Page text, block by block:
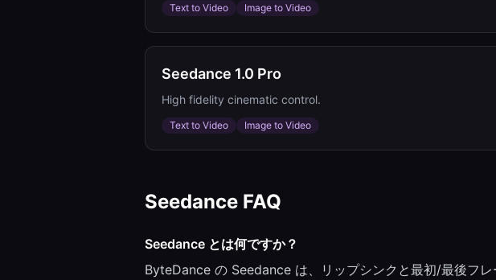
Text to Video Image to Video
Seedance 1.0 Pro
High fidelity cinematic control.
Text to Video Image to Video
Seedance FAQ
Seedance とは何ですか？
ByteDance の Seedance は、リップシンクと最初/最後フ